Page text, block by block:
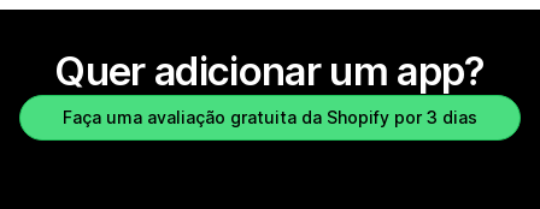
Quer adicionar um app?
Faça uma avaliação gratuita da Shopify por 3 dias